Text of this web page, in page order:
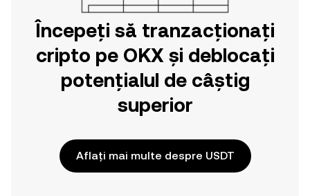
Începeți să tranzacționați
cripto pe OKX și deblocați
potențialul de câștig
superior
Aflați mai multe despre USDT